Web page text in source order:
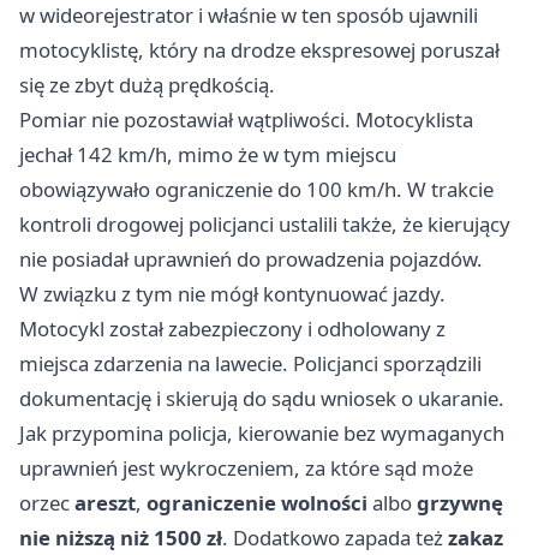
w wideorejestrator i właśnie w ten sposób ujawnili
motocyklistę, który na drodze ekspresowej poruszał
się ze zbyt dużą prędkością.
Pomiar nie pozostawiał wątpliwości. Motocyklista
jechał 142 km/h, mimo że w tym miejscu
obowiązywało ograniczenie do 100 km/h. W trakcie
kontroli drogowej policjanci ustalili także, że kierujący
nie posiadał uprawnień do prowadzenia pojazdów.
W związku z tym nie mógł kontynuować jazdy.
Motocykl został zabezpieczony i odholowany z
miejsca zdarzenia na lawecie. Policjanci sporządzili
dokumentację i skierują do sądu wniosek o ukaranie.
Jak przypomina policja, kierowanie bez wymaganych
uprawnień jest wykroczeniem, za które sąd może
orzecareszt, ograniczenie wolności albogrzywnę
nie niższą niż 1500 zł. Dodatkowo zapada teżzakaz